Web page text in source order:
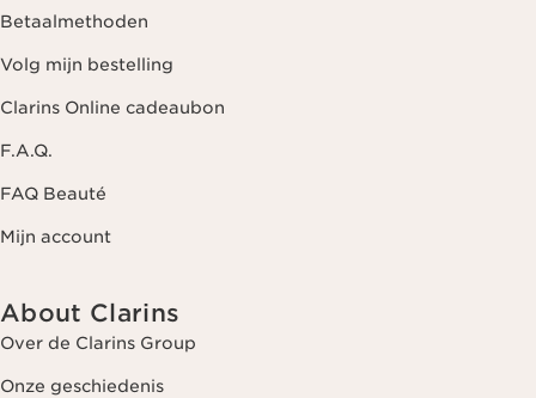
Betaalmethoden
Volg mijn bestelling
Clarins Online cadeaubon
F.A.Q.
FAQ Beauté
Mijn account
About Clarins
Over de Clarins Group
Onze geschiedenis